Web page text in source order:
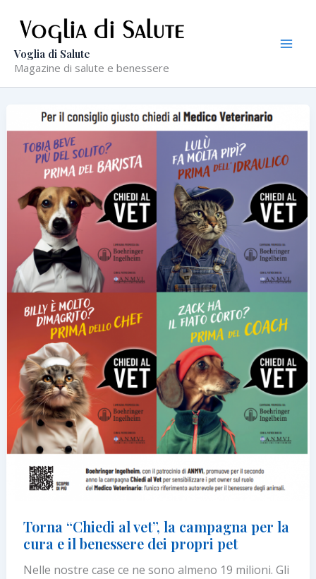
contenuto
Voglia di Salute
Magazine di salute e benessere
Torna “Chiedi al vet”, la campagna per la
cura e il benessere dei propri pet
Nelle nostre case ce ne sono almeno 19 milioni. Gli